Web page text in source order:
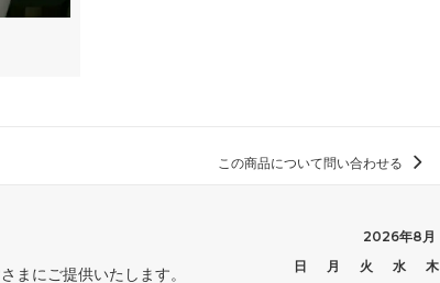
この商品について問い合わせる
まにご提供いたします。
2026年8月
日
月 火 水 木